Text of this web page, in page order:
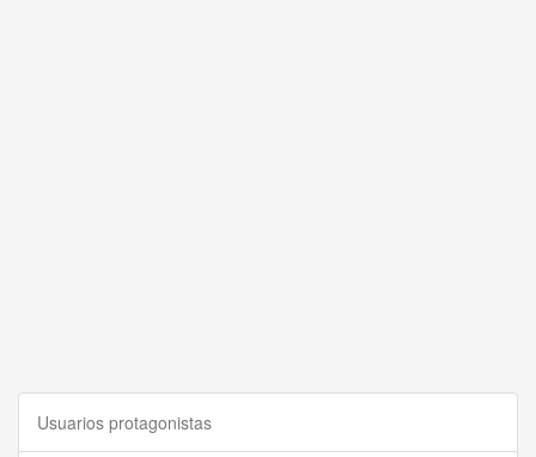
Usuarios protagonistas